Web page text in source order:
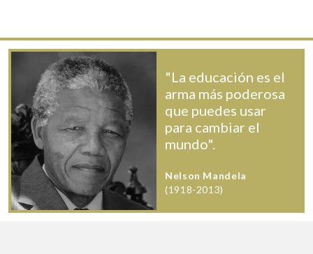
"La educación es el
arma más poderosa
que puedes usar
para cambiar el
mundo".
Nelson Mandela
(1918-2013)